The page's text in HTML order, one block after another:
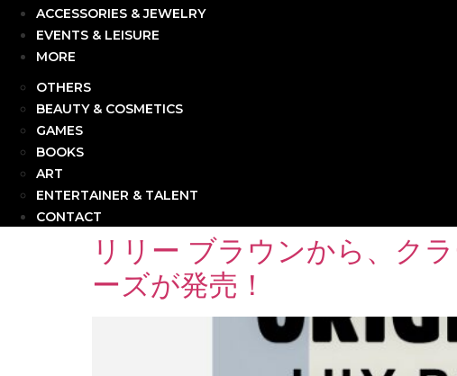
ACCESSORIES & JEWELRY
EVENTS & LEISURE
MORE
OTHERS
BEAUTY & COSMETICS
GAMES
BOOKS
ART
ENTERTAINER & TALENT
CONTACT
リリー ブラウンから、ク
ーズが発売！